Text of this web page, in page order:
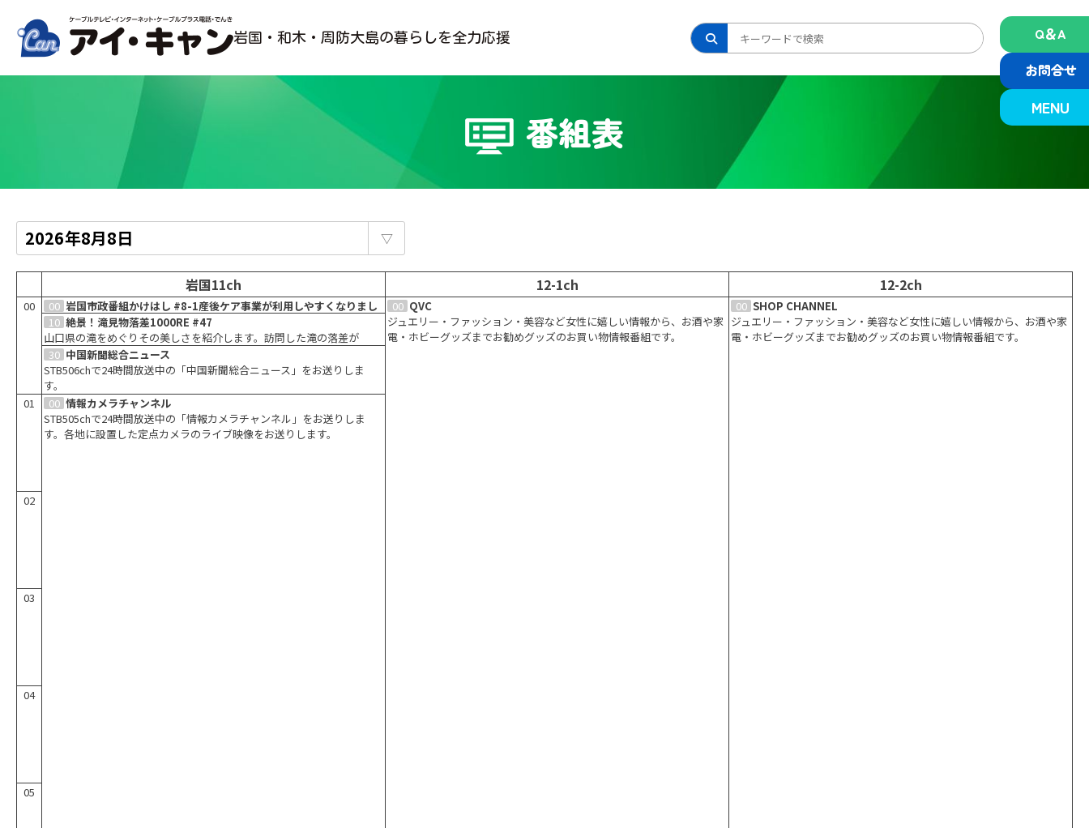
content
岩国・和木・周防大島の暮らしを全力応援
索:
Q＆A
お問合せ
MENU
番組表
番
組
表
00
01
02
03
04
05
岩国11ch
0 中国新聞総合ニュース
STB506chで24時間放送中の「中国新聞総合ニュース」をお送りしま
す。
00 岩国市政番組かけはし #8-1産後ケア事業が利用しやすくなりまし
た！
岩国市で暮らす人々のための番組。今回は、「産後ケア事業が利用しや
すくなりました！」です。
10 絶景！滝見物落差1000RE #47
山口県の滝をめぐりその美しさを紹介します。訪問した滝の落差が
1000mになったらゴール。自然の厳しさを感じながら知られざるスポッ
トを発見するバラエティ番組です。
30 中国新聞総合ニュース
STB506chで24時間放送中の「中国新聞総合ニュース」をお送りしま
す。
00 情報カメラチャンネル
STB505chで24時間放送中の「情報カメラチャンネル」をお送りしま
す。各地に設置した定点カメラのライブ映像をお送りします。
12-1ch
0
懐かシアター #17（2006年に放送した番組をお届けします）
アイ・キャンチャンネルで２０年前の２００６年に放送した番組の中か
ら懐かしの映像をお届けします。
00 QVC
ジュエリー・ファッション・美容など女性に嬉しい情報から、お酒や家
電・ホビーグッズまでお勧めグッズのお買い物情報番組です。
12-2ch
0 QVC
ジュエリー・ファッション・美容など女性に嬉しい情報から、お酒や家
電・ホビーグッズまでお勧めグッズのお買い物情報番組です。
00 SHOP CHANNEL
ジュエリー・ファッション・美容など女性に嬉しい情報から、お酒や家
電・ホビーグッズまでお勧めグッズのお買い物情報番組です。